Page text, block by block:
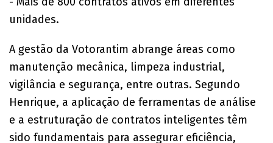
unidades.
A gestão da Votorantim abrange áreas como
manutenção mecânica, limpeza industrial,
vigilância e segurança, entre outras. Segundo
Henrique, a aplicação de ferramentas de análise
e a estruturação de contratos inteligentes têm
sido fundamentais para assegurar eficiência,